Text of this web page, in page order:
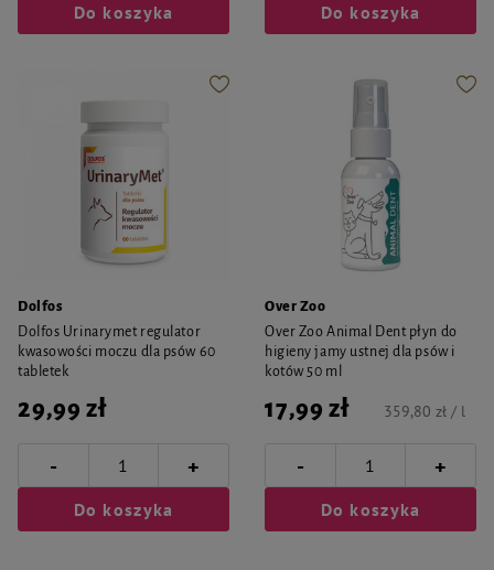
Do koszyka Do koszyka
Dolfos
Dolfos Urinarymet regulator
kwasowości moczu dla psów 60
tabletek
29,99 zł
- +
Do koszyka
Over Zoo
Over Zoo Animal Dent płyn do
higieny jamy ustnej dla psów i
kotów 50 ml
17,99 zł 359,80 zł / l
- +
Do koszyka